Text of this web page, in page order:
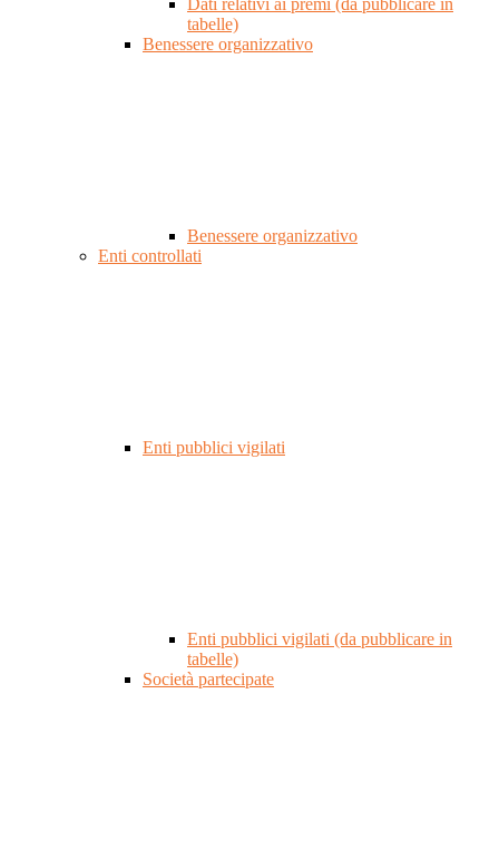
Dati relativi ai premi (da pubblicare in
tabelle)
Benessere organizzativo
Benessere organizzativo
Enti controllati
Enti pubblici vigilati
Enti pubblici vigilati (da pubblicare in
tabelle)
Società partecipate